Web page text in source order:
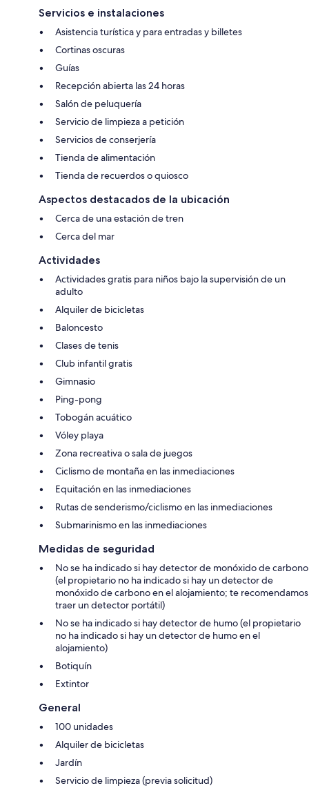
Servicios e instalaciones
Asistencia turística y para entradas y billetes
Cortinas oscuras
Guías
Recepción abierta las 24 horas
Salón de peluquería
Servicio de limpieza a petición
Servicios de conserjería
Tienda de alimentación
Tienda de recuerdos o quiosco
Aspectos destacados de la ubicación
Cerca de una estación de tren
Cerca del mar
Actividades
Actividades gratis para niños bajo la supervisión de un
adulto
Alquiler de bicicletas
Baloncesto
Clases de tenis
Club infantil gratis
Gimnasio
Ping-pong
Tobogán acuático
Vóley playa
Zona recreativa o sala de juegos
Ciclismo de montaña en las inmediaciones
Equitación en las inmediaciones
Rutas de senderismo/ciclismo en las inmediaciones
Submarinismo en las inmediaciones
Medidas de seguridad
No se ha indicado si hay detector de monóxido de carbono
(el propietario no ha indicado si hay un detector de
monóxido de carbono en el alojamiento; te recomendamos
traer un detector portátil)
No se ha indicado si hay detector de humo (el propietario
no ha indicado si hay un detector de humo en el
alojamiento)
Botiquín
Extintor
General
100 unidades
Alquiler de bicicletas
Jardín
Servicio de limpieza (previa solicitud)